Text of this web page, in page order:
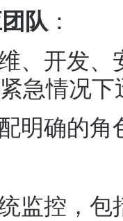
队 ：
、开发
急情况
明确的角
监控，